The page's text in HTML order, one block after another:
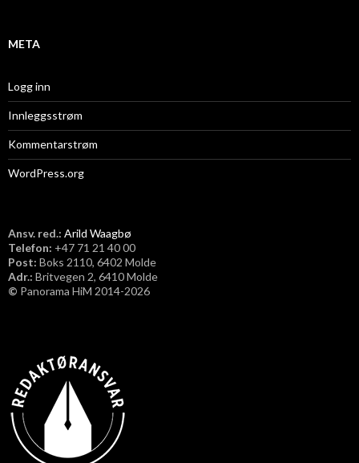
META
Logg inn
Innleggsstrøm
Kommentarstrøm
WordPress.org
Ansv. red.: Arild Waagbø
Telefon: ​+47 71 21 40 00
Post: Boks 2110, 6402 Molde
Adr.: Britvegen 2, 6410 Molde
© Panorama HiM 2014-2026